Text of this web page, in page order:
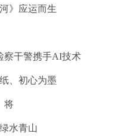
》应运而生
察干警携手AI技术
、初心为墨
将
水青山